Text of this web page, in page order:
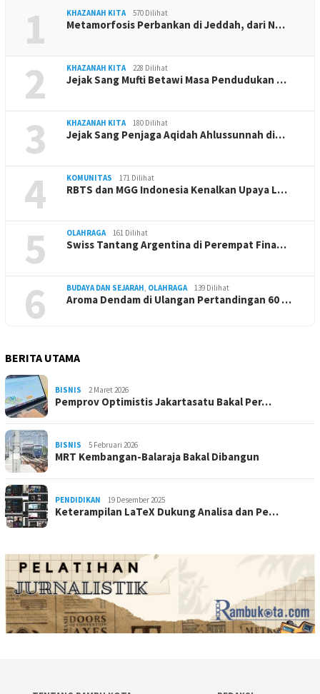
1 KHAZANAH KITA 570 Dilihat
Metamorfosis Perbankan di Jeddah, dari N…
2 KHAZANAH KITA 228 Dilihat
Jejak Sang Mufti Betawi Masa Pendudukan …
3 KHAZANAH KITA 180 Dilihat
Jejak Sang Penjaga Aqidah Ahlussunnah di…
4 KOMUNITAS 171 Dilihat
RBTS dan MGG Indonesia Kenalkan Upaya L…
5 OLAHRAGA 161 Dilihat
Swiss Tantang Argentina di Perempat Fina…
6 BUDAYA DAN SEJARAH OLAHRAGA 139 Dilihat
Aroma Dendam di Ulangan Pertandingan 60 …
BERITA UTAMA
BISNIS 2 Maret 2026
Pemprov Optimistis Jakartasatu Bakal Per…
BISNIS 5 Februari 2026
MRT Kembangan-Balaraja Bakal Dibangun
PENDIDIKAN 19 Desember 2025
Keterampilan LaTeX Dukung Analisa dan Pe…